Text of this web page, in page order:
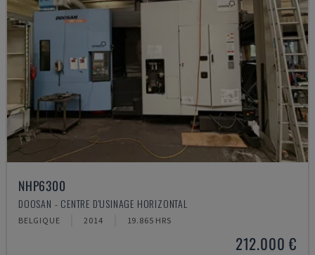
NHP6300
DOOSAN - CENTRE D'USINAGE HORIZONTAL
BELGIQUE 2014 19.865 HRS
212.000 €